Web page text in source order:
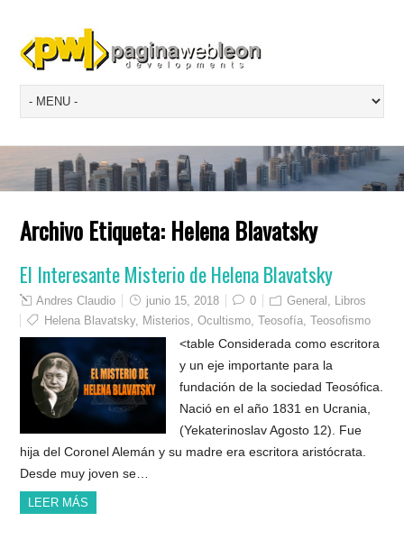
Archivo Etiqueta: Helena Blavatsky
El Interesante Misterio de Helena Blavatsky
Andres Claudio junio 15, 2018 0 General
Libros
Helena Blavatsky, Misterios ,Ocultismo ,Teosofía ,Teosofismo
<table Considerada como escritora
y un eje importante para la
fundación de la sociedad Teosófica.
Nació en el año 1831 en Ucrania,
(Yekaterinoslav Agosto 12). Fue
hija del Coronel Alemán y su madre era escritora aristócrata.
Desde muy joven se…
LEER MÁS